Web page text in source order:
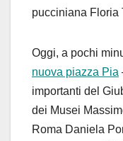
pucciniana Floria
Oggi, a pochi
nuova piazza Pia
importanti del
dei Musei
Roma Daniela